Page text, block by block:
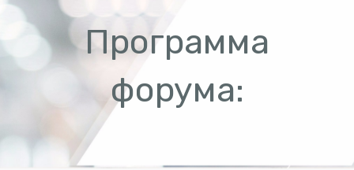
Программа
форума: